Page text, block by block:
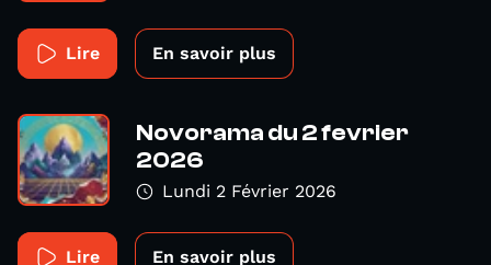
Lire En savoir plus
Novorama du 2 fevrier
2026
Lundi 2 Février 2026
Lire En savoir plus